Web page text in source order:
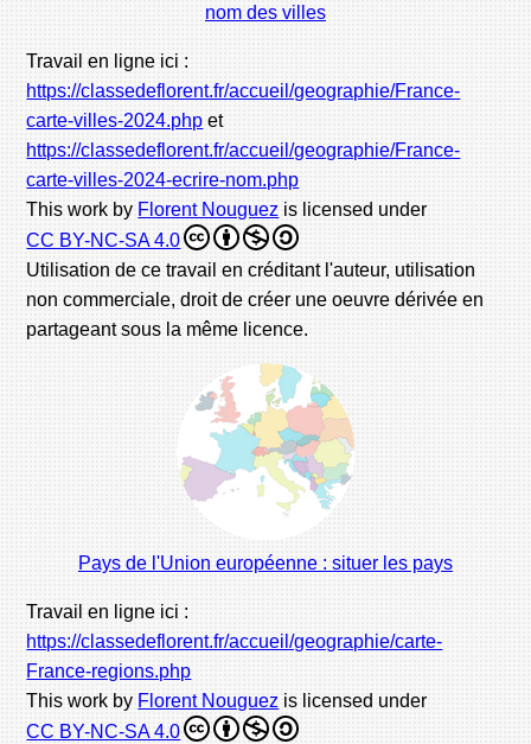
nom des villes
Travail en ligne ici :
https://classedeflorent.fr/accueil/geographie/France-
carte-villes-2024.php et
https://classedeflorent.fr/accueil/geographie/France-
carte-villes-2024-ecrire-nom.php
This work by Florent Nouguez is licensed under
CC BY-NC-SA 4.0
Utilisation de ce travail en créditant l'auteur, utilisation
non commerciale, droit de créer une oeuvre dérivée en
partageant sous la même licence.
Pays de l'Union européenne : situer les pays
Travail en ligne ici :
https://classedeflorent.fr/accueil/geographie/carte-
France-regions.php
This work by Florent Nouguez is licensed under
CC BY-NC-SA 4.0